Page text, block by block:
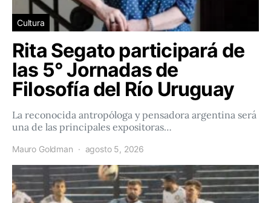
Cultura
Rita Segato participará de
las 5° Jornadas de
Filosofía del Río Uruguay
La reconocida antropóloga y pensadora argentina será
una de las principales expositoras…
Mauro Goldman agosto 5, 2026